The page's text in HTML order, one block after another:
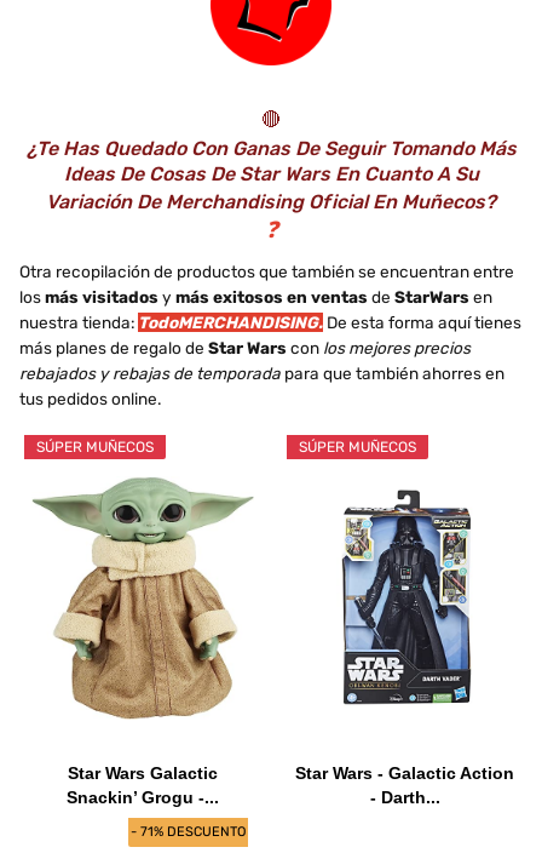
🔴
¿Te Has Quedado Con Ganas De Seguir Tomando Más
Ideas De Cosas De Star Wars En Cuanto A Su
Variación De Merchandising Oficial En Muñecos?
❓
Otra recopilación de productos que también se encuentran entre
losmás visitados y más exitosos en ventas de StarWars en
nuestra tienda: TodoMERCHANDISING. De esta forma aquí tienes
más planes de regalo de Star Wars con los mejores precios
rebajados y rebajas de temporada para que también ahorres en
tus pedidos online.
- 71% DESCUENTO
SÚPER MUÑECOS
Star Wars Galactic
Snackin’ Grogu -...
SÚPER MUÑECOS
Star Wars - Galactic Action
- Darth...